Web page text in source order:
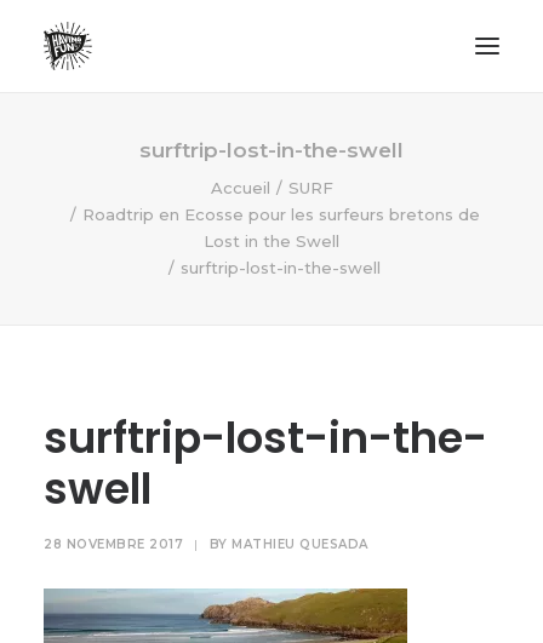
ECO FRIENDLY
RECHERCHE
surftrip-lost-in-the-swell
Accueil
SURF
Roadtrip en Ecosse pour les surfeurs bretons de
Lost in the Swell
surftrip-lost-in-the-swell
surftrip-lost-in-the-
swell
28 NOVEMBRE 2017 | BY MATHIEU QUESADA